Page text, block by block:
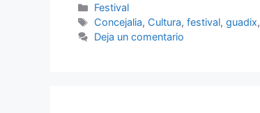
Categorías
Festival
Etiquetas
Concejalia, Cultura,festival,guadix
Deja un comentario